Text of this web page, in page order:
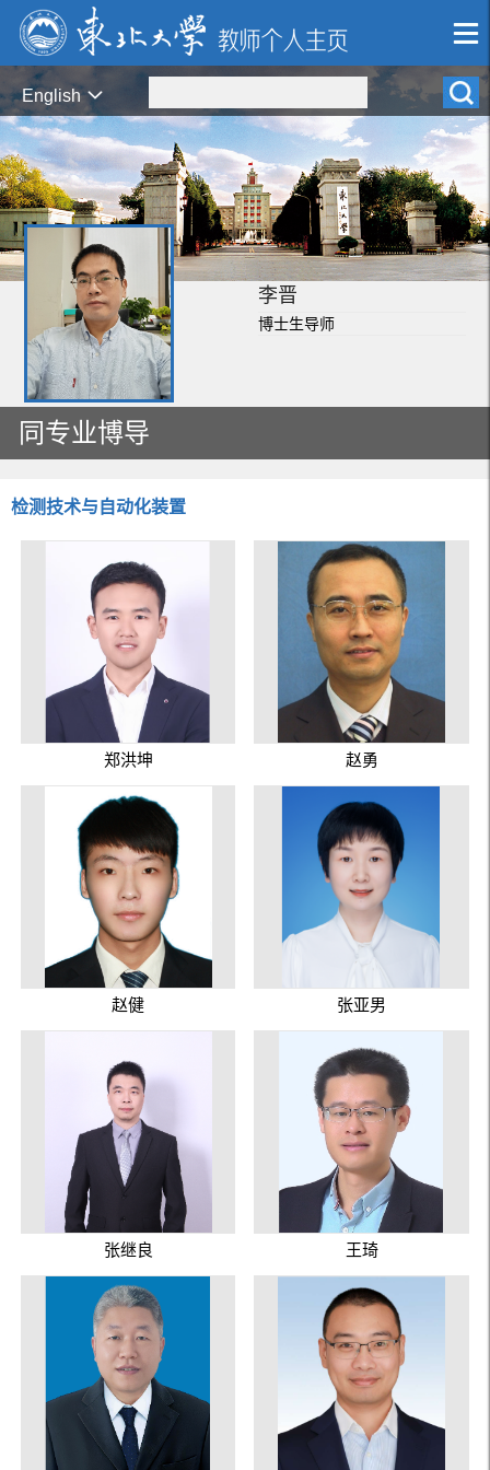
English
李晋
博士生导师
同专业博导
检测技术与自动化装置
郑洪坤 赵勇
赵健 张亚男
张继良 王琦